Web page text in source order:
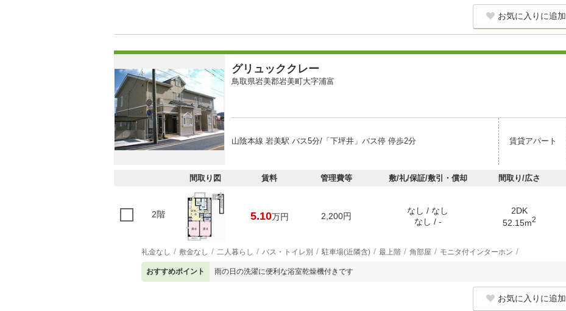
お気に入りに追加
グリュッククレー
鳥取県岩美郡岩美町大字浦富
山陰本線 岩美駅 バス5分/「下坪井」バス停 停歩2分 賃貸アパート
間取り図 賃料 管理費等 敷/礼/保証/敷引・償却 間取り/広さ
2階 5.10万円 2,200円
なし / なし
なし / -
2DK
52.15m2
礼金なし 敷金なし 二人暮らし バス・トイレ別 駐車場(近隣含) 最上階 角部屋 モニタ付インターホン
おすすめポイント 雨の日の洗濯に便利な浴室乾燥機付きです
お気に入りに追加